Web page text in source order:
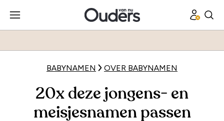
BABYNAMEN OVER BABYNAMEN
20x deze jongens- en
meisjesnamen passen